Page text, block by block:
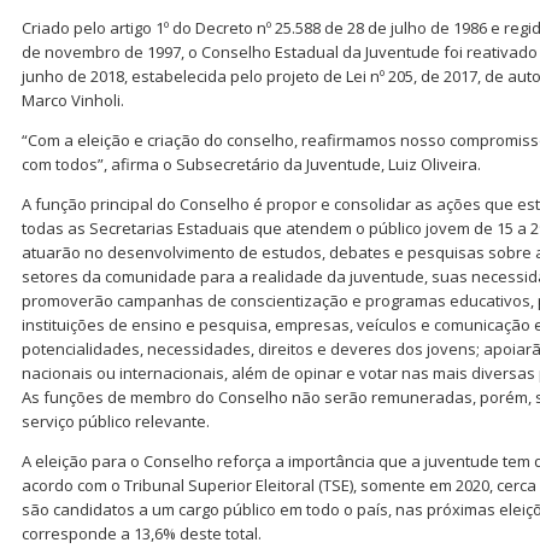
Criado pelo artigo 1º do Decreto nº 25.588 de 28 de julho de 1986 e
de novembro de 1997, o Conselho Estadual da Juventude foi reativado
junho de 2018, estabelecida pelo projeto de Lei nº 205, de 2017, de
Marco Vinholi.
“Com a eleição e criação do conselho, reafirmamos nosso
com todos”, afirma o Subsecretário da Juventude, Luiz Oliveira.
A função principal do Conselho é propor e consolidar as ações que
todas as Secretarias Estaduais que atendem o público jovem de 15 a
atuarão no desenvolvimento de estudos, debates e pesquisas sobre
setores da comunidade para a realidade da juventude, suas
promoverão campanhas de conscientização e programas
instituições de ensino e pesquisa, empresas, veículos e
potencialidades, necessidades, direitos e deveres dos jovens;
nacionais ou internacionais, além de opinar e votar nas mais
As funções de membro do Conselho não serão remuneradas, porém,
serviço público relevante.
A eleição para o Conselho reforça a importância que a juventude tem
acordo com o Tribunal Superior Eleitoral (TSE), somente em 2020,
são candidatos a um cargo público em todo o país, nas próximas
corresponde a 13,6% deste total.